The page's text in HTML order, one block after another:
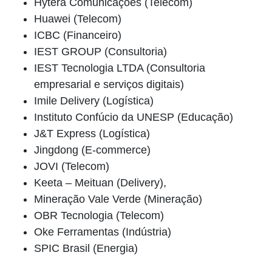
Hytera Comunicações (Telecom)
Huawei (Telecom)
ICBC (Financeiro)
IEST GROUP (Consultoria)
IEST Tecnologia LTDA (Consultoria
empresarial e serviços digitais)
Imile Delivery (Logística)
Instituto Confúcio da UNESP (Educação)
J&T Express (Logística)
Jingdong (E-commerce)
JOVI (Telecom)
Keeta – Meituan (Delivery),
Mineração Vale Verde (Mineração)
OBR Tecnologia (Telecom)
Oke Ferramentas (Indústria)
SPIC Brasil (Energia)